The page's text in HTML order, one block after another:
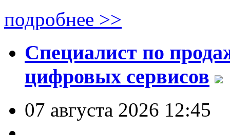
подробнее >>
Специалист по
цифровых сервисов
07 августа 2026 12:45